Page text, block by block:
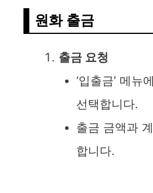
원화 출금
출금 요청
‘입출금’ 메뉴
선택합니다.
출금 금액과
합니다.